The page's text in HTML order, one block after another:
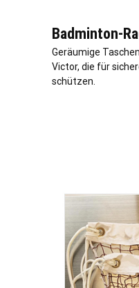
Badminton-
Geräumige
Victor, die für
schützen.